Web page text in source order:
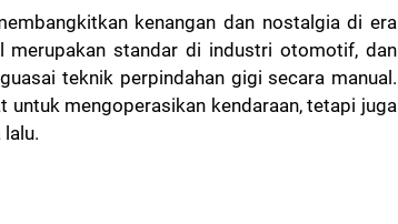
kenangan dan nostalgia di era
merupakan standar di industri otomotif, dan
teknik perpindahan gigi secara manual.
mengoperasikan kendaraan, tetapi juga